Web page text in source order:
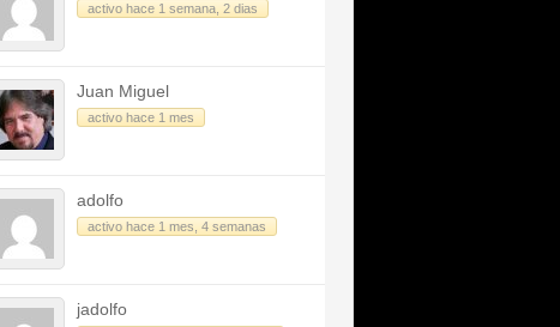
activo hace 1 semana, 2 dias
Juan Miguel
activo hace 1 mes
adolfo
activo hace 1 mes, 4 semanas
jadolfo